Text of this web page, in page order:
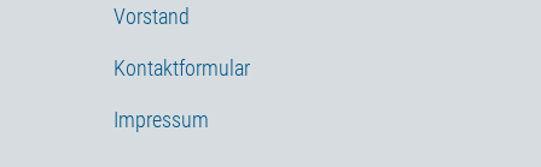
Vorstand
Kontaktformular
Impressum